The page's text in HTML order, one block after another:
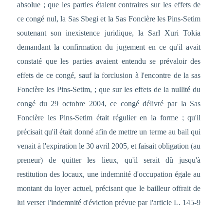
absolue ; que les parties étaient contraires sur les effets de
ce congé nul, la Sas Sbegi et la Sas Foncière les Pins-Setim
soutenant son inexistence juridique, la Sarl Xuri Tokia
demandant la confirmation du jugement en ce qu'il avait
constaté que les parties avaient entendu se prévaloir des
effets de ce congé, sauf la forclusion à l'encontre de la sas
Foncière les Pins-Setim, ; que sur les effets de la nullité du
congé du 29 octobre 2004, ce congé délivré par la Sas
Foncière les Pins-Setim était régulier en la forme ; qu'il
précisait qu'il était donné afin de mettre un terme au bail qui
venait à l'expiration le 30 avril 2005, et faisait obligation (au
preneur) de quitter les lieux, qu'il serait dû jusqu'à
restitution des locaux, une indemnité d'occupation égale au
montant du loyer actuel, précisant que le bailleur offrait de
lui verser l'indemnité d'éviction prévue par l'article L. 145-9